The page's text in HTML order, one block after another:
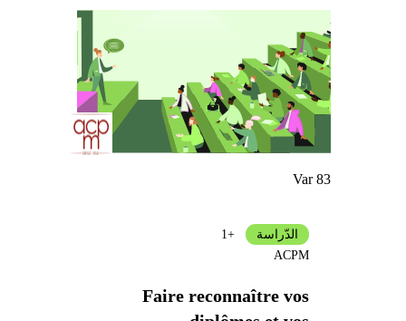
Var 83
Faire reconnaître vos
الدّراسة
+1
ACPM